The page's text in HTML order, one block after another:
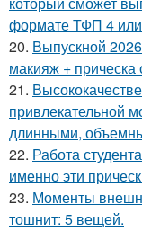
формате ТФП 4
20. Выпускной
макияж + прическа
21.
привлекательной
длинными,
22. Работа
именно эти
23. Моменты
тошнит: 5 вещей.